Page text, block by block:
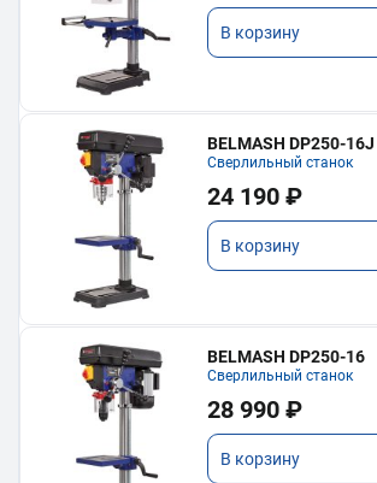
В корзину
BELMASH DP250-16J
Сверлильный станок
24 190 ₽
В корзину
BELMASH DP250-16
Сверлильный станок
28 990 ₽
В корзину